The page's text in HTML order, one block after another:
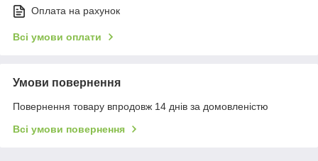
Оплата на рахунок
Всі умови оплати
Умови повернення
Повернення товару впродовж 14 днів за домовленістю
Всі умови повернення